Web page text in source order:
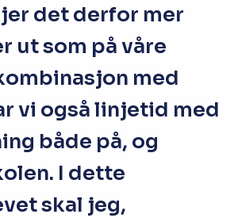
det derfor mer
ut som på våre
med
vi også linjetid med
både på, og
I dette
skal jeg,